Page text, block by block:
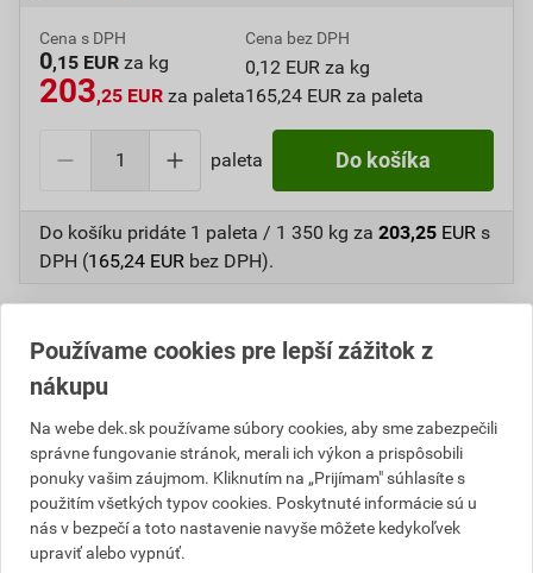
Cena s DPH
0,15 EUR za kg
203,25 EUR za paleta
Cena bez DPH
0,12 EUR za kg
165,24 EUR za paleta
paleta Do košíka
Do košíku pridáte 1 paleta / 1 350 kg za 203,25 EUR s
DPH (165,24 EUR bez DPH).
VýrobcaBAUMIT
Popis
Na všetky druhy obvyklých murovacích prvkov, nosné
steny, priečky a komíny.
Používame cookies pre lepší zážitok z
nákupu
Na webe dek.sk používame súbory cookies, aby sme zabezpečili
správne fungovanie stránok, merali ich výkon a prispôsobili
ponuky vašim záujmom. Kliknutím na „Prijímam" súhlasíte s
použitím všetkých typov cookies. Poskytnuté informácie sú u
nás v bezpečí a toto nastavenie navyše môžete kedykoľvek
upraviť alebo vypnúť.